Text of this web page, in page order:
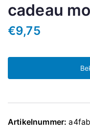
cadeau
€9,75
Artikelnummer: